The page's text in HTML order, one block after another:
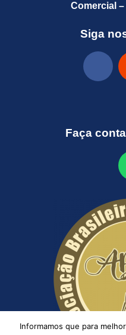
Comercial –
Siga
Faça
Informamos que para